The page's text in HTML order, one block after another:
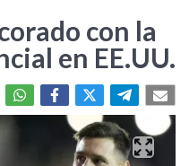
con la
en EE.UU.